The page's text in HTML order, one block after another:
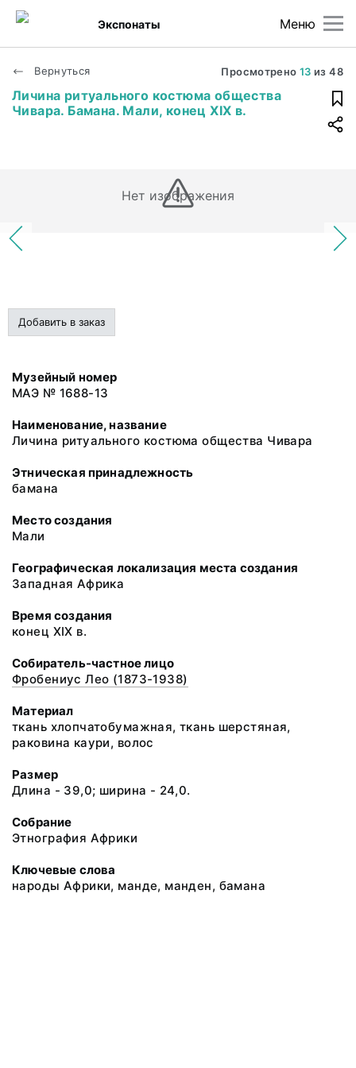
Меню
Экспонаты
Вернуться Просмотрено 13 из48
Личина ритуального костюма общества
Чивара. Бамана. Мали, конец XIX в.
Нет изображения
Добавить в заказ
Музейный номер
МАЭ № 1688-13
Наименование, название
Личина ритуального костюма общества Чивара
Этническая принадлежность
бамана
Место создания
Мали
Географическая локализация места создания
Западная Африка
Время создания
конец XIX в.
Собиратель-частное лицо
Фробениус Лео (1873-1938)
Материал
ткань хлопчатобумажная, ткань шерстяная,
раковина каури, волос
Размер
Длина - 39,0; ширина - 24,0.
Собрание
Этнография Африки
Ключевые слова
народы Африки, манде, манден, бамана